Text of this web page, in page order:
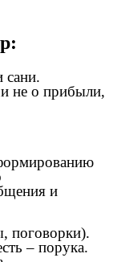
сани.
и
поговорки).
– порука.